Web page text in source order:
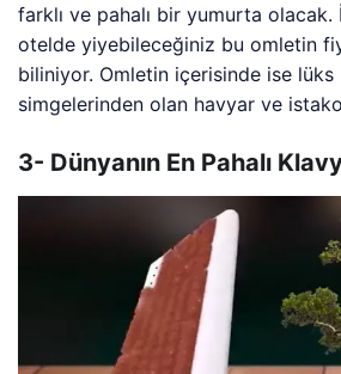
farklı ve pahalı bir yumurta olacak.
otelde yiyebileceğiniz bu omletin
biliniyor. Omletin içerisinde ise lüks
simgelerinden olan havyar ve
3- Dünyanın En Pahalı